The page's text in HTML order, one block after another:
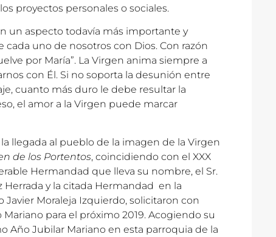
proyectos personales o sociales.
un aspecto todavía más importante y
uno de nosotros con Dios. Con razón
por María”. La Virgen anima siempre a
con Él. Si no soporta la desunión entre
cuanto más duro le debe resultar la
el amor a la Virgen puede marcar
llegada al pueblo de la imagen de la Virgen
de los Portentos, coincidiendo con el XXX
Hermandad que lleva su nombre, el Sr.
Herrada y la citada Hermandad en la
Javier Moraleja Izquierdo, solicitaron con
para el próximo 2019. Acogiendo su
Año Jubilar Mariano en esta parroquia de la